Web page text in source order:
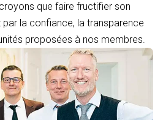
que faire fructifier son
la confiance, la transparence
proposées à nos membres.